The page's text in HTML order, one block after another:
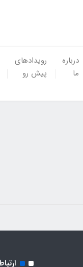
درباره
ما
رویدادهای
پیش رو